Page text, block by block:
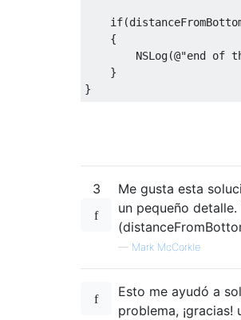
if(
{
NSLog(@"end of
}
}
3
Me gusta esta
un pequeño
— Mark McCorkle
Esto me ayudó a
problema, ¡gracias!